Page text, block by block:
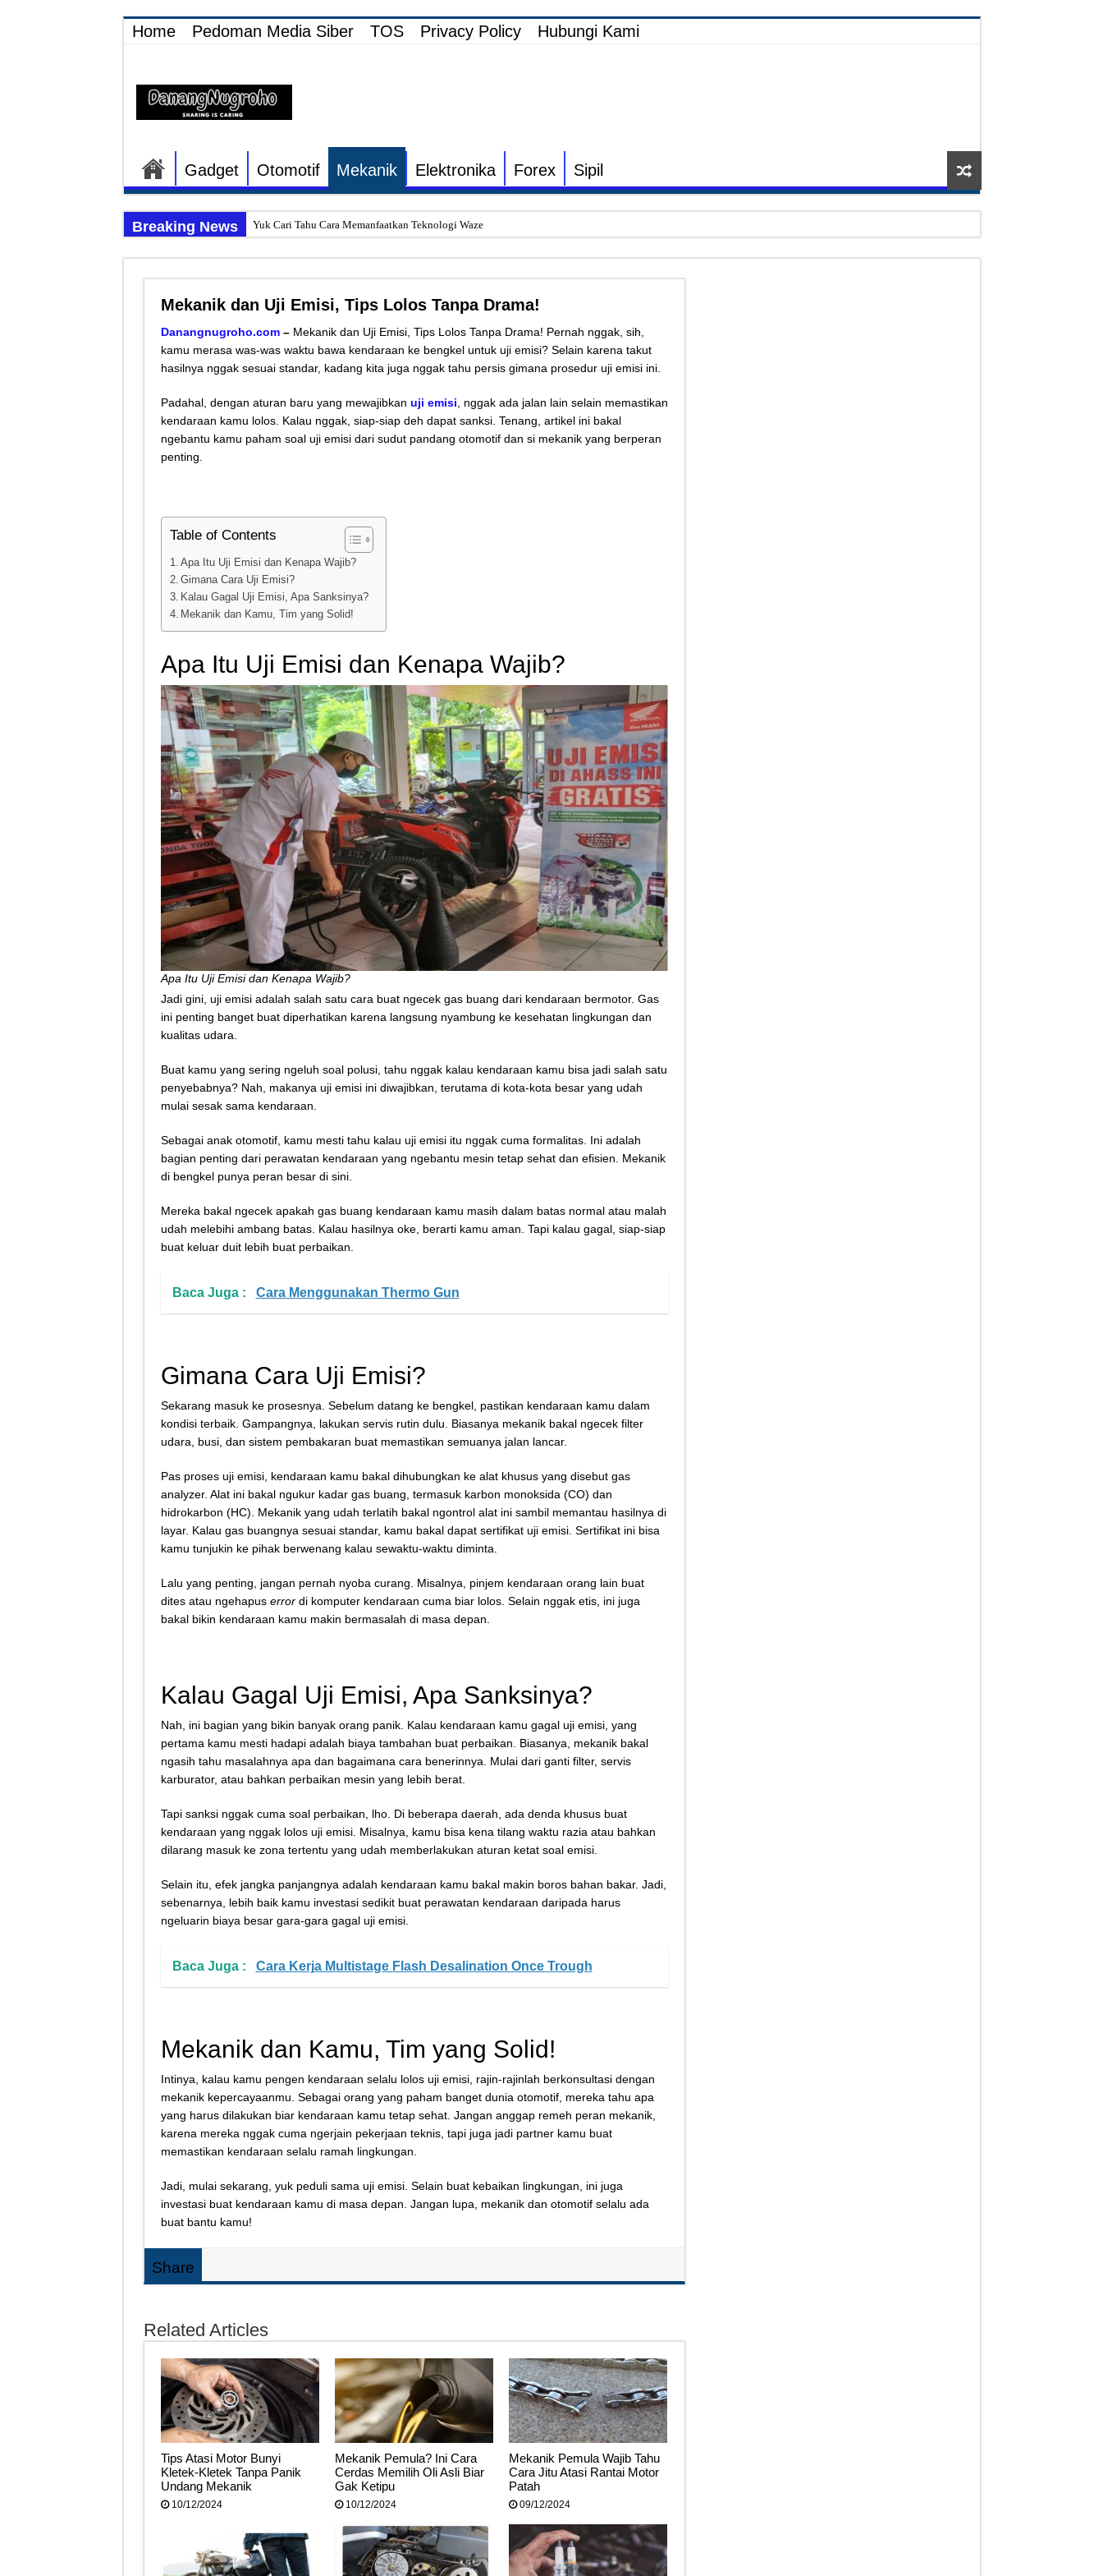
Home Pedoman Media Siber TOS Privacy Policy Hubungi Kami
Gadget Otomotif Mekanik Elektronika Forex Sipil
Breaking News Yuk Cari Tahu Cara Memanfaatkan Teknologi Waze
Tips Memperbaiki Elektronik Speaker Sound yang Bunyi Kemresek
Penyebab Rem Susah Digerakin dan Cara Mengatasinya
Tutorial Memasang Kabel Listrik untuk Pengairan Tambak dengan Elektronik Khusus
Elektronik Canggih, Kulkas Inverter vs Non-Inverter
Mekanik Pemula? Ini Cara Cerdas Memilih Oli Asli Biar Gak Ketipu
Mekanik Pemula Wajib Tahu Cara Jitu Atasi Rantai Motor Patah
Mekanik dan Uji Emisi, Tips Lolos Tanpa Drama!
Danangnugroho.com–Mekanik dan Uji Emisi, Tips Lolos Tanpa Drama! Pernah nggak, sih,
kamu merasa was-was waktu bawa kendaraan ke bengkel untuk uji emisi? Selain karena takut
hasilnya nggak sesuai standar, kadang kita juga nggak tahu persis gimana prosedur uji emisi ini.
Padahal, dengan aturan baru yang mewajibkan uji emisi , nggak ada jalan lain selain memastikan
kendaraan kamu lolos. Kalau nggak, siap-siap deh dapat sanksi. Tenang, artikel ini bakal
ngebantu kamu paham soal uji emisi dari sudut pandang otomotif dan si mekanik yang berperan
penting.
Table of Contents
Apa Itu Uji Emisi dan Kenapa Wajib?
Gimana Cara Uji Emisi?
Kalau Gagal Uji Emisi, Apa Sanksinya?
Mekanik dan Kamu, Tim yang Solid!
Apa Itu Uji Emisi dan Kenapa Wajib?
Apa Itu Uji Emisi dan Kenapa Wajib?
Jadi gini, uji emisi adalah salah satu cara buat ngecek gas buang dari kendaraan bermotor. Gas
ini penting banget buat diperhatikan karena langsung nyambung ke kesehatan lingkungan dan
kualitas udara.
Buat kamu yang sering ngeluh soal polusi, tahu nggak kalau kendaraan kamu bisa jadi salah satu
penyebabnya? Nah, makanya uji emisi ini diwajibkan, terutama di kota-kota besar yang udah
mulai sesak sama kendaraan.
Sebagai anak otomotif, kamu mesti tahu kalau uji emisi itu nggak cuma formalitas. Ini adalah
bagian penting dari perawatan kendaraan yang ngebantu mesin tetap sehat dan efisien. Mekanik
di bengkel punya peran besar di sini.
Mereka bakal ngecek apakah gas buang kendaraan kamu masih dalam batas normal atau malah
udah melebihi ambang batas. Kalau hasilnya oke, berarti kamu aman. Tapi kalau gagal, siap-siap
buat keluar duit lebih buat perbaikan.
Baca Juga : Cara Menggunakan Thermo Gun
Gimana Cara Uji Emisi?
Sekarang masuk ke prosesnya. Sebelum datang ke bengkel, pastikan kendaraan kamu dalam
kondisi terbaik. Gampangnya, lakukan servis rutin dulu. Biasanya mekanik bakal ngecek filter
udara, busi, dan sistem pembakaran buat memastikan semuanya jalan lancar.
Pas proses uji emisi, kendaraan kamu bakal dihubungkan ke alat khusus yang disebut gas
analyzer. Alat ini bakal ngukur kadar gas buang, termasuk karbon monoksida (CO) dan
hidrokarbon (HC). Mekanik yang udah terlatih bakal ngontrol alat ini sambil memantau hasilnya di
layar. Kalau gas buangnya sesuai standar, kamu bakal dapat sertifikat uji emisi. Sertifikat ini bisa
kamu tunjukin ke pihak berwenang kalau sewaktu-waktu diminta.
Lalu yang penting, jangan pernah nyoba curang. Misalnya, pinjem kendaraan orang lain buat
dites atau ngehapus errordi komputer kendaraan cuma biar lolos. Selain nggak etis, ini juga
bakal bikin kendaraan kamu makin bermasalah di masa depan.
Kalau Gagal Uji Emisi, Apa Sanksinya?
Nah, ini bagian yang bikin banyak orang panik. Kalau kendaraan kamu gagal uji emisi, yang
pertama kamu mesti hadapi adalah biaya tambahan buat perbaikan. Biasanya, mekanik bakal
ngasih tahu masalahnya apa dan bagaimana cara benerinnya. Mulai dari ganti filter, servis
karburator, atau bahkan perbaikan mesin yang lebih berat.
Tapi sanksi nggak cuma soal perbaikan, lho. Di beberapa daerah, ada denda khusus buat
kendaraan yang nggak lolos uji emisi. Misalnya, kamu bisa kena tilang waktu razia atau bahkan
dilarang masuk ke zona tertentu yang udah memberlakukan aturan ketat soal emisi.
Selain itu, efek jangka panjangnya adalah kendaraan kamu bakal makin boros bahan bakar. Jadi,
sebenarnya, lebih baik kamu investasi sedikit buat perawatan kendaraan daripada harus
ngeluarin biaya besar gara-gara gagal uji emisi.
Baca Juga : Cara Kerja Multistage Flash Desalination Once Trough
Mekanik dan Kamu, Tim yang Solid!
Intinya, kalau kamu pengen kendaraan selalu lolos uji emisi, rajin-rajinlah berkonsultasi dengan
mekanik kepercayaanmu. Sebagai orang yang paham banget dunia otomotif, mereka tahu apa
yang harus dilakukan biar kendaraan kamu tetap sehat. Jangan anggap remeh peran mekanik,
karena mereka nggak cuma ngerjain pekerjaan teknis, tapi juga jadi partner kamu buat
memastikan kendaraan selalu ramah lingkungan.
Jadi, mulai sekarang, yuk peduli sama uji emisi. Selain buat kebaikan lingkungan, ini juga
investasi buat kendaraan kamu di masa depan. Jangan lupa, mekanik dan otomotif selalu ada
buat bantu kamu!
Share
Related Articles
Tips Atasi Motor Bunyi
Kletek-Kletek Tanpa Panik
Undang Mekanik
10/12/2024
Mekanik Pemula? Ini Cara
Cerdas Memilih Oli Asli Biar
Gak Ketipu
10/12/2024
Mekanik Pemula Wajib Tahu
Cara Jitu Atasi Rantai Motor
Patah
09/12/2024